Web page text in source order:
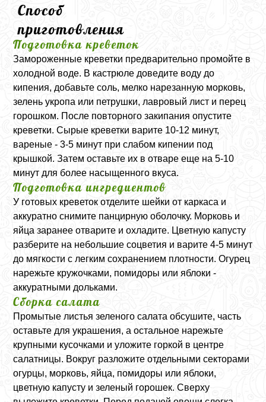
Способ
приготовления
Подготовка креветок
Замороженные креветки предварительно промойте в
холодной воде. В кастрюле доведите воду до
кипения, добавьте соль, мелко нарезанную морковь,
зелень укропа или петрушки, лавровый лист и перец
горошком. После повторного закипания опустите
креветки. Сырые креветки варите 10-12 минут,
вареные - 3-5 минут при слабом кипении под
крышкой. Затем оставьте их в отваре еще на 5-10
минут для более насыщенного вкуса.
Подготовка ингредиентов
У готовых креветок отделите шейки от каркаса и
аккуратно снимите панцирную оболочку. Морковь и
яйца заранее отварите и охладите. Цветную капусту
разберите на небольшие соцветия и варите 4-5 минут
до мягкости с легким сохранением плотности. Огурец
нарежьте кружочками, помидоры или яблоки -
аккуратными дольками.
Сборка салата
Промытые листья зеленого салата обсушите, часть
оставьте для украшения, а остальное нарежьте
крупными кусочками и уложите горкой в центре
салатницы. Вокруг разложите отдельными секторами
огурцы, морковь, яйца, помидоры или яблоки,
цветную капусту и зеленый горошек. Сверху